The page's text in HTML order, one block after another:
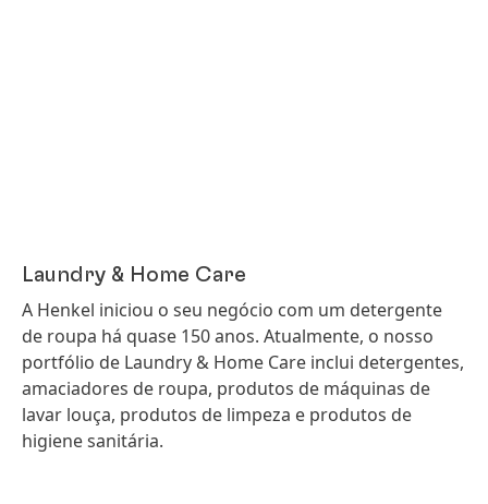
Laundry & Home Care
A Henkel iniciou o seu negócio com um detergente
de roupa há quase 150 anos. Atualmente, o nosso
portfólio de Laundry & Home Care inclui detergentes,
amaciadores de roupa, produtos de máquinas de
lavar louça, produtos de limpeza e produtos de
higiene sanitária.